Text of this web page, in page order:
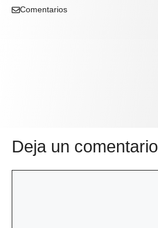
Comentarios
Deja un comentario